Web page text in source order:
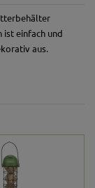
ist einfach und
aus.